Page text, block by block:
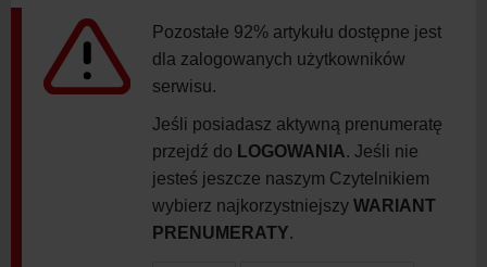
Pozostałe 92% artykułu dostępne jest
dla zalogowanych użytkowników
serwisu.
Jeśli posiadasz aktywną prenumeratę
przejdź do LOGOWANIA. Jeśli nie
jesteś jeszcze naszym Czytelnikiem
wybierz najkorzystniejszy WARIANT
PRENUMERATY.